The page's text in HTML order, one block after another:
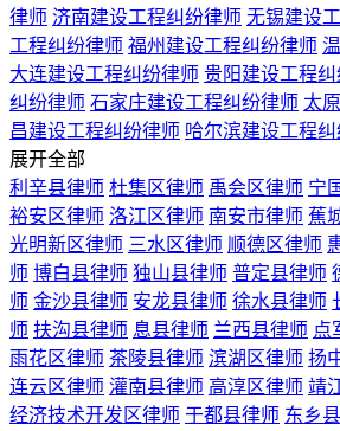
律师 济南建设工程纠纷律师 无锡建设
工程纠纷律师 福州建设工程纠纷律师
大连建设工程纠纷律师 贵阳建设工程纠
纠纷律师 石家庄建设工程纠纷律师 太
昌建设工程纠纷律师 哈尔滨建设工程
展开全部
利辛县律师 杜集区律师 禹会区律师 宁
裕安区律师 洛江区律师 南安市律师 蕉
光明新区律师 三水区律师 顺德区律师
师 博白县律师 独山县律师 普定县律师
师 金沙县律师 安龙县律师 徐水县律师
师 扶沟县律师 息县律师 兰西县律师 点
雨花区律师 茶陵县律师 滨湖区律师 扬
连云区律师 灌南县律师 高淳区律师 靖
经济技术开发区律师 于都县律师 东乡